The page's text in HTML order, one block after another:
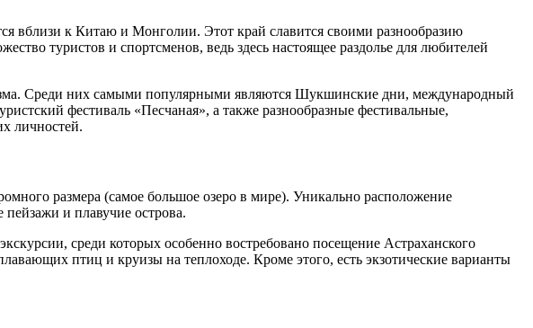
вблизи к Китаю и Монголии. Этот край славится своими разнообразию
туристов и спортсменов, ведь здесь настоящее раздолье для любителей
Среди них самыми популярными являются Шукшинские дни, международный
фестиваль «Песчаная», а также разнообразные фестивальные,
личностей.
размера (самое большое озеро в мире). Уникально расположение
и плавучие острова.
среди которых особенно востребовано посещение Астраханского
птиц и круизы на теплоходе. Кроме этого, есть экзотические варианты